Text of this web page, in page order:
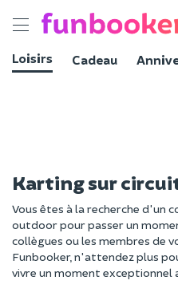
Toggle
Loisirs
Cadeau
Karting sur
Vous êtes à la recherche d'un
outdoor pour passer un
collègues ou les membres de
Funbooker, n'attendez plus
vivre un moment exceptionnel